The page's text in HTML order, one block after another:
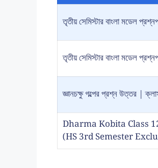
তৃতীয় সেমিস্টার বাংলা মডেল
তৃতীয় সেমিস্টার বাংলা মডেল
জ্ঞানচক্ষু গল্পের প্রশ্ন
Dharma Kobita Class 12
(HS 3rd Semester